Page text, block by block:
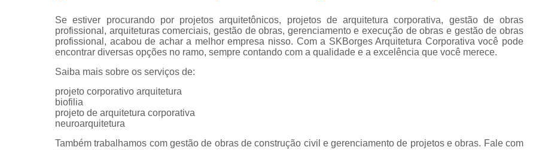
Escritório de Arquitetura
Escritório de
Se estiver procurando por projetos arquitetônicos, projetos de arquitetura corporativa, gestão de obras
profissional, arquiteturas comerciais, gestão de obras, gerenciamento e execução de obras e gestão de obras
profissional, acabou de achar a melhor empresa nisso. Com a SKBorges Arquitetura Corporativa você pode
encontrar diversas opções no ramo, sempre contando com a qualidade e a excelência que você merece.
Saiba mais sobre os serviços de:
projeto corporativo arquitetura
biofilia
projeto de arquitetura corporativa
neuroarquitetura
Também trabalhamos com gestão de obras de construção civil e gerenciamento de projetos e obras. Fale com